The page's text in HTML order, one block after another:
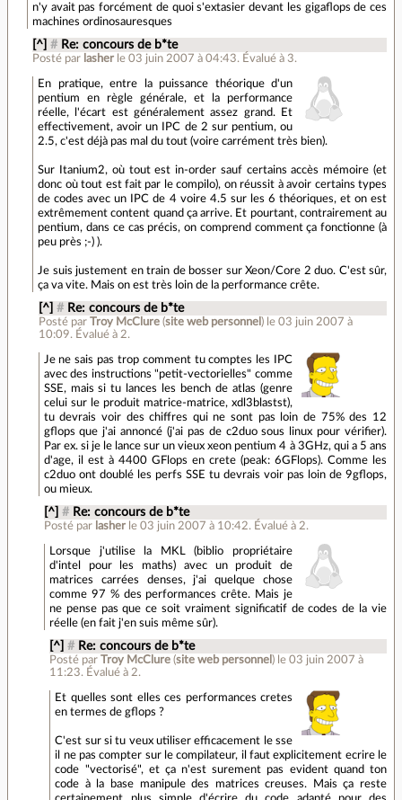
n'y avait pas forcément de quoi s'extasier devant les gigaflops de ces
machines ordinosauresques
[^] # Re: concours de b*te
Posté par lasher le 03 juin 2007 à 04:43. Évalué à 3.
En pratique, entre la puissance théorique d'un
pentium en règle générale, et la performance
réelle, l'écart est généralement assez grand. Et
effectivement, avoir un IPC de 2 sur pentium, ou
2.5, c'est déjà pas mal du tout (voire carrément très bien).
Sur Itanium2, où tout est in-order sauf certains accès mémoire (et
donc où tout est fait par le compilo), on réussit à avoir certains types
de codes avec un IPC de 4 voire 4.5 sur les 6 théoriques, et on est
extrêmement content quand ça arrive. Et pourtant, contrairement au
pentium, dans ce cas précis, on comprend comment ça fonctionne (à
peu près ;-) ).
Je suis justement en train de bosser sur Xeon/Core 2 duo. C'est sûr,
ça va vite. Mais on est très loin de la performance crête.
[^] # Re: concours de b*te
Posté par Troy McClure(site web personnel ) le 03 juin 2007 à
10:09. Évalué à 2.
Je ne sais pas trop comment tu comptes les IPC
avec des instructions "petit-vectorielles" comme
SSE, mais si tu lances les bench de atlas (genre
celui sur le produit matrice-matrice, xdl3blastst),
tu devrais voir des chiffres qui ne sont pas loin de 75% des 12
gflops que j'ai annoncé (j'ai pas de c2duo sous linux pour vérifier).
Par ex. si je le lance sur un vieux xeon pentium 4 à 3GHz, qui a 5 ans
d'age, il est à 4400 GFlops en crete (peak: 6GFlops). Comme les
c2duo ont doublé les perfs SSE tu devrais voir pas loin de 9gflops,
ou mieux.
[^] # Re: concours de b*te
Posté par lasher le 03 juin 2007 à 10:42. Évalué à 2.
Lorsque j'utilise la MKL (biblio propriétaire
d'intel pour les maths) avec un produit de
matrices carrées denses, j'ai quelque chose
comme 97 % des performances crête. Mais je
ne pense pas que ce soit vraiment significatif de codes de la vie
réelle (en fait j'en suis même sûr).
[^] # Re: concours de b*te
Posté parTroy McClure (site web personnel ) le 03 juin 2007 à
11:23. Évalué à 2.
Et quelles sont elles ces performances cretes
en termes de gflops ?
C'est sur si tu veux utiliser efficacement le sse
il ne pas compter sur le compilateur, il faut explicitement ecrire le
code "vectorisé", et ça n'est surement pas evident quand ton
code à la base manipule des matrices creuses. Mais ça reste